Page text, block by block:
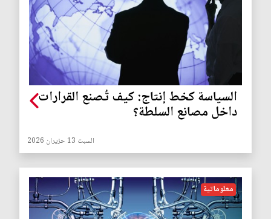
السياسة كخط إنتاج: كيف تُصنع القرارات
داخل مصانع السلطة؟
السبت 13 حزيران 2026
معلوماتية